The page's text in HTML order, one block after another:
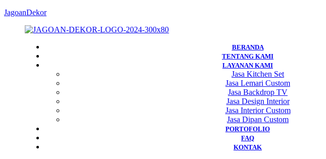
JagoanDekor
BERANDA
TENTANG KAMI
LAYANAN KAMI
Jasa Kitchen Set
Jasa Lemari Custom
Jasa Backdrop TV
Jasa Design Interior
Jasa Interior Custom
Jasa Dipan Custom
PORTOFOLIO
FAQ
KONTAK